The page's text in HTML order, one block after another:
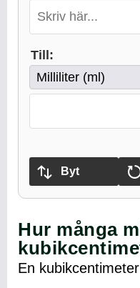
Till:
Byt
Hur många
En